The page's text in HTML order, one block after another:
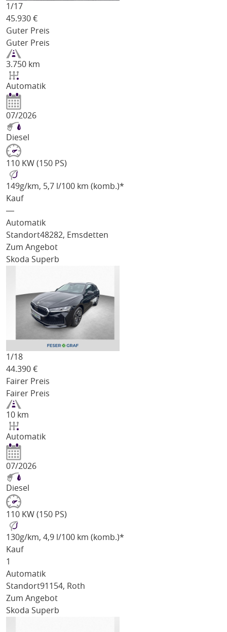
1/17
45.930 €
Guter Preis
Guter Preis
3.750 km
Automatik
07/2026
Diesel
110 KW (150 PS)
149g/km, 5,7 l/100 km (komb.)*
Kauf
―
Automatik
Standort48282, Emsdetten
Zum Angebot
Skoda Superb
1/18
44.390 €
Fairer Preis
Fairer Preis
10 km
Automatik
07/2026
Diesel
110 KW (150 PS)
130g/km, 4,9 l/100 km (komb.)*
Kauf
1
Automatik
Standort91154, Roth
Zum Angebot
Skoda Superb